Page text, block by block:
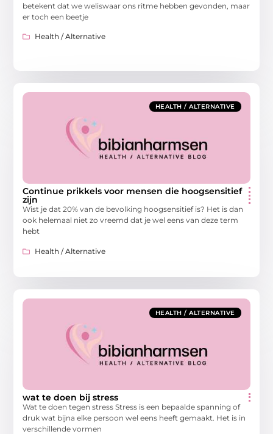
betekent dat we weliswaar ons ritme hebben gevonden, maar
er toch een beetje
Health / Alternative
HEALTH / ALTERNATIVE
Continue prikkels voor mensen die hoogsensitief
zijn
Wist je dat 20% van de bevolking hoogsensitief is? Het is dan
ook helemaal niet zo vreemd dat je wel eens van deze term
hebt
Health / Alternative
HEALTH / ALTERNATIVE
wat te doen bij stress
Wat te doen tegen stress Stress is een bepaalde spanning of
druk wat bijna elke persoon wel eens heeft gemaakt. Het is in
verschillende vormen